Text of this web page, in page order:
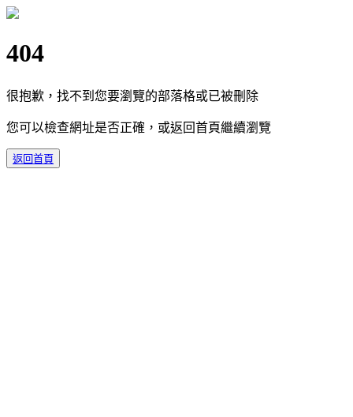
404
很抱歉，找不到您要瀏覽的部落格或已被刪除
您可以檢查網址是否正確，或返回首頁繼續瀏覽
返回首頁